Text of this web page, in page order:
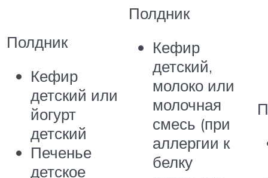
Полдник
Кефир
детский или
йогурт
детский
Печенье
детское
Полдник
Кефир
детский,
молоко или
молочная
смесь (при
аллергии к
белку